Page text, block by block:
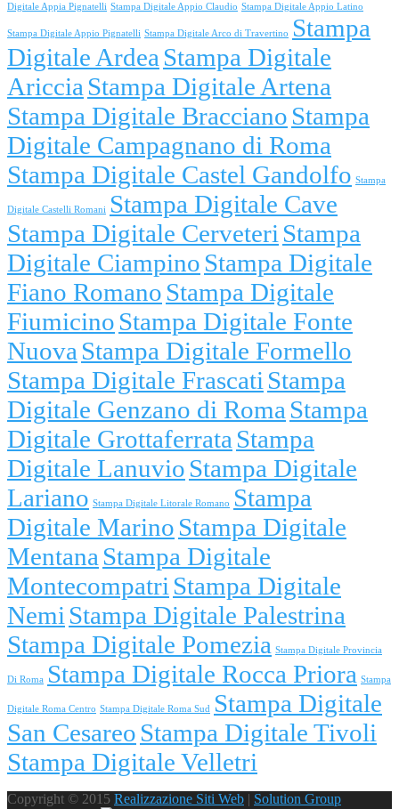
Digitale Appia Pignatelli Stampa Digitale Appio Claudio Stampa Digitale Appio Latino
Stampa Digitale Appio Pignatelli Stampa Digitale Arco di Travertino
Stampa
Digitale Ardea Stampa Digitale
Ariccia Stampa Digitale Artena
Stampa Digitale Bracciano Stampa
Digitale Campagnano di Roma
Stampa Digitale Castel Gandolfo Stampa
Digitale Castelli Romani
Stampa Digitale Cave
Stampa Digitale Cerveteri Stampa
Digitale Ciampino Stampa Digitale
Fiano Romano Stampa Digitale
Fiumicino Stampa Digitale Fonte
Nuova Stampa Digitale Formello
Stampa Digitale Frascati Stampa
Digitale Genzano di Roma Stampa
Digitale Grottaferrata Stampa
Digitale Lanuvio Stampa Digitale
Lariano Stampa Digitale Litorale Romano
Stampa
Digitale Marino Stampa Digitale
Mentana Stampa Digitale
Montecompatri Stampa Digitale
Nemi Stampa Digitale Palestrina
Stampa Digitale Pomezia Stampa Digitale Provincia
Di Roma Stampa Digitale Rocca Priora Stampa
Digitale Roma Centro Stampa Digitale Roma Sud
Stampa Digitale
San Cesareo Stampa Digitale Tivoli
Stampa Digitale Velletri
Copyright © 2015 Realizzazione Siti Web | Solution Group